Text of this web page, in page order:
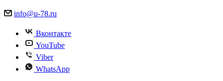
info@u-78.ru
Вконтакте
YouTube
Viber
WhatsApp